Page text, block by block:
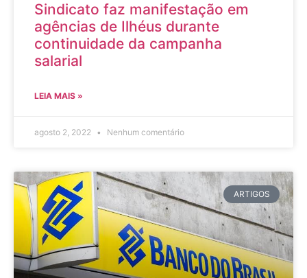
Sindicato faz manifestação em
agências de Ilhéus durante
continuidade da campanha
salarial
LEIA MAIS »
agosto 2, 2022 Nenhum comentário
ARTIGOS